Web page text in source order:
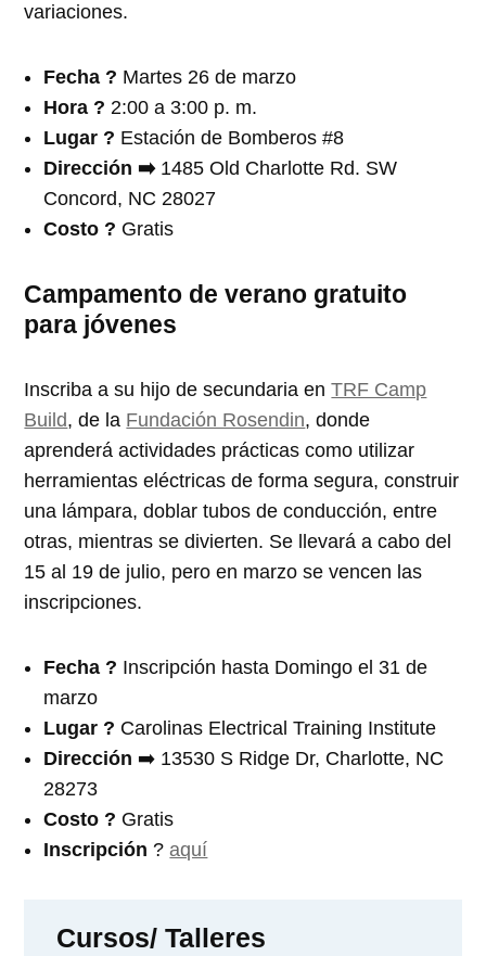
variaciones.
Fecha ?️ Martes 26 de marzo
Hora ? 2:00 a 3:00 p. m.
Lugar ? Estación de Bomberos #8
Dirección ➡️1485 Old Charlotte Rd. SW
Concord, NC 28027
Costo ? Gratis
Campamento de verano gratuito
para jóvenes
Inscriba a su hijo de secundaria enTRF Camp
Build, de la Fundación Rosendin, donde
aprenderá actividades prácticas como utilizar
herramientas eléctricas de forma segura, construir
una lámpara, doblar tubos de conducción, entre
otras, mientras se divierten. Se llevará a cabo del
15 al 19 de julio, pero en marzo se vencen las
inscripciones.
Fecha ?️ Inscripción hasta Domingo el 31 de
marzo
Lugar ? Carolinas Electrical Training Institute
Dirección ➡️ 13530 S Ridge Dr, Charlotte, NC
28273
Costo ? Gratis
Inscripción ?aquí
Cursos/ Talleres